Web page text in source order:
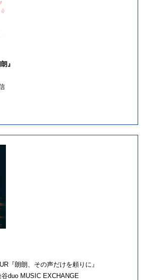
』
『朗朗、その声だけを頼りに』
duo MUSIC EXCHANGE